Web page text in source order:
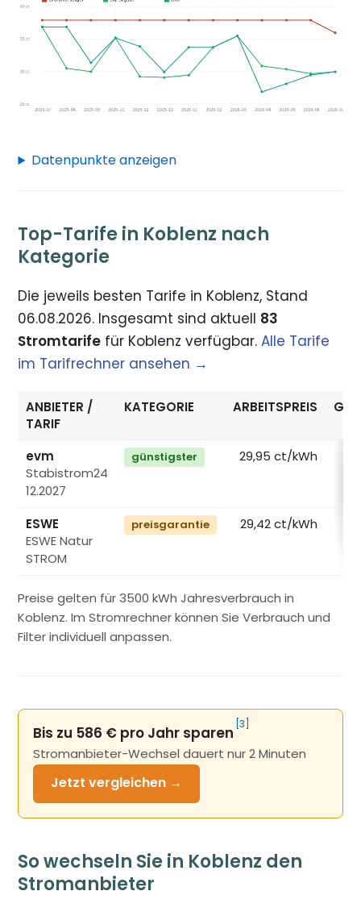
Datenpunkte anzeigen
Top-Tarife in Koblenz nach
Kategorie
Die jeweils besten Tarife in Koblenz, Stand
06.08.2026. Insgesamt sind aktuell 83
Stromtarife für Koblenz verfügbar.Alle Tarife
im Tarifrechner ansehen →
ANBIETER /
TARIF
KATEGORIE ARBEITSPREIS
evm
Stabistrom24
12.2027
günstigster
29,95 ct/kWh
ESWE
ESWE Natur
STROM
preisgarantie
29,42 ct/kWh
Preise gelten für 3500 kWh Jahresverbrauch in
Koblenz. Im Stromrechner können Sie Verbrauch und
Filter individuell anpassen.
Bis zu 586 € pro Jahr sparen [3]
Stromanbieter-Wechsel dauert nur 2 Minuten
Jetzt vergleichen →
So wechseln Sie in Koblenz den
Stromanbieter